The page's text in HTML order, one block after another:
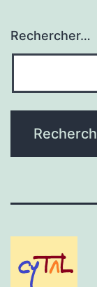
Rechercher…